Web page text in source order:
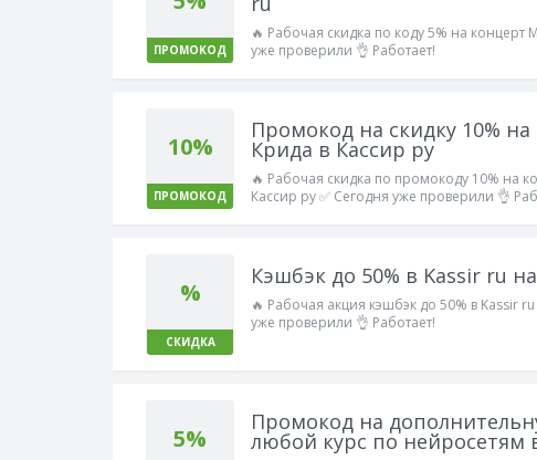
ПРОМОКОД
🔥 Рабочая скидка по коду 5% на концерт
уже проверили 👌 Работает!
10%
ПРОМОКОД
Промокод на скидку 10%
Крида в Кассир ру
🔥 Рабочая скидка по промокоду 10% на
Кассир ру ✅ Сегодня уже проверили 👌
%
СКИДКА
Кэшбэк до 50% в Kassir ru
🔥 Рабочая акция кэшбэк до 50% в Kassir
уже проверили 👌 Работает!
5%
Промокод на
любой курс по нейросетям